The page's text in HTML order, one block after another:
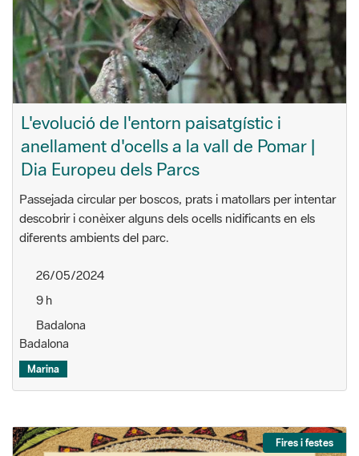
L'evolució de l'entorn paisatgístic i
anellament d'ocells a la vall de Pomar |
Dia Europeu dels Parcs
Passejada circular per boscos, prats i matollars per intentar
descobrir i conèixer alguns dels ocells nidificants en els
diferents ambients del parc.
26/05/2024
9 h
Badalona
Badalona
Marina
Fires i festes